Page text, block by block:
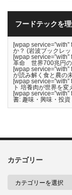
フードテックを
[wpap service=”with”
か？ (岩波ブックレッ
[wpap service=”with”
革命 世界700兆円の
[wpap service=”with”
が読み解く食と農の
[wpap service=”with”
ト 培養肉が世界を変
[wpap service=”with”
書: 趣味・興味・投
カテゴリー